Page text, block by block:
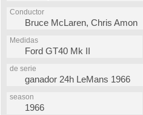
Conductor
Bruce McLaren, Chris Amon
Medidas
Ford GT40 Mk II
de serie
ganador 24h LeMans 1966
season
1966